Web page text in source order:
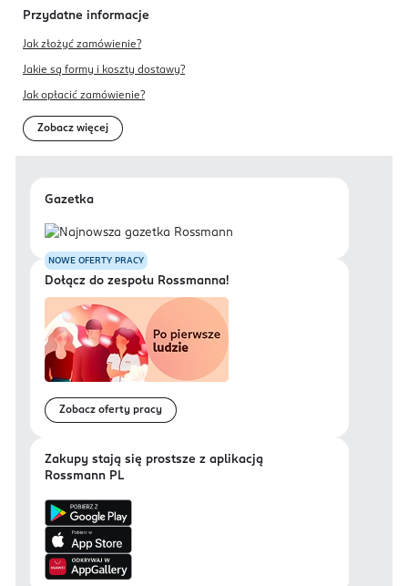
Przydatne informacje
Jak złożyć zamówienie?
Jakie są formy i koszty dostawy?
Jak opłacić zamówienie?
Zobacz więcej
Gazetka
NOWE OFERTY PRACY
Dołącz do zespołu Rossmanna!
Zobacz oferty pracy
Zakupy stają się prostsze z aplikacją
Rossmann PL